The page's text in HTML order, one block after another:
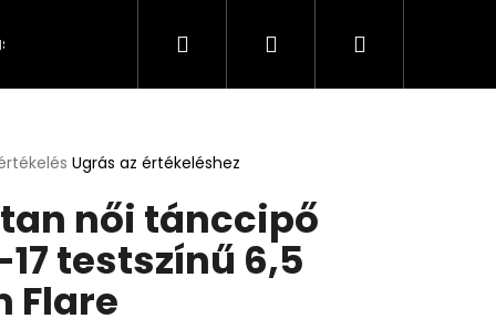
és fizetés Kapcsolat A személyes adatok
KeresésBejelentkezés
Kosár
Ugrás az értékeléshez
női tánccipő
17 testszínű 6,5
Flare